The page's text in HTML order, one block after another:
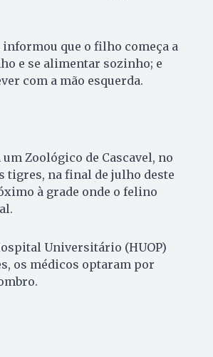
informou que o filho começa a
e se alimentar sozinho; e
com a mão esquerda.
Zoológico de Cascavel, no
tigres, na final de julho deste
à grade onde o felino
Universitário (HUOP)
os médicos optaram por